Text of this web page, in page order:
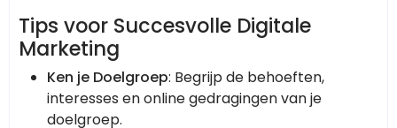
Tips voor Succesvolle Digitale
Marketing
Ken je Doelgroep: Begrijp de behoeften,
interesses en online gedragingen van je
doelgroep.